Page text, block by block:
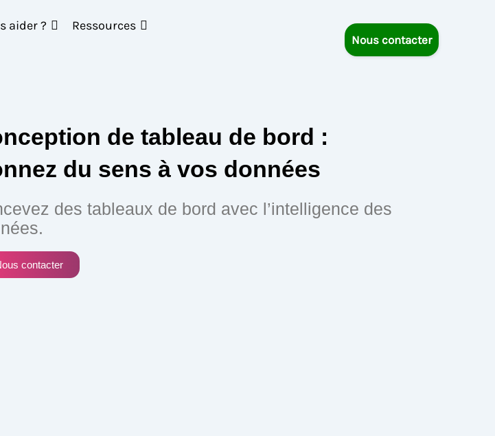
aider ? Ressources
Nous contacter
de tableau de bord :
du sens à vos données
des tableaux de bord avec l’intelligence des
contacter